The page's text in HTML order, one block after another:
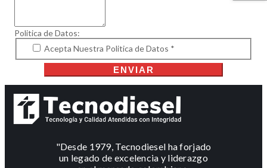
Politica de Datos:
Acepta Nuestra Politica de Datos *
ENVIAR
"Desde 1979, Tecnodiesel ha forjado
un legado de excelencia y liderazgo